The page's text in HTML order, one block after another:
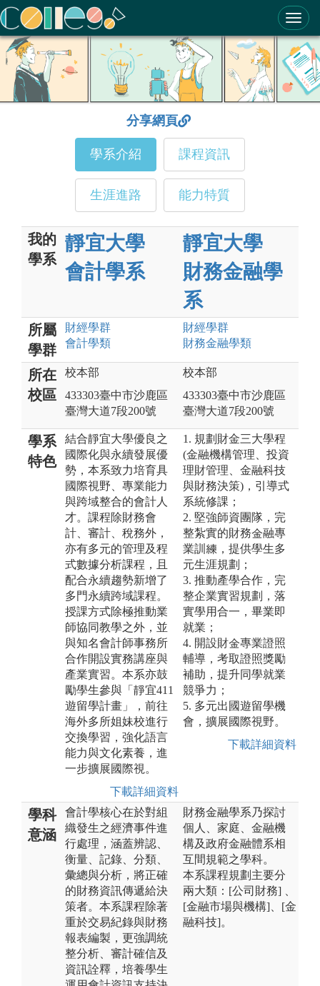
ColleGo! 大學選才與高中育才輔助系統
分享網頁
學系介紹 課程資訊
生涯進路 能力特質
我的
學系
靜宜大學
會計學系
靜宜大學
財務金融學
系
所屬
學群
財經學群
會計學類
財經學群
財務金融學類
所在
校區
校本部
433303臺中市沙鹿區
臺灣大道7段200號
校本部
433303臺中市沙鹿區
臺灣大道7段200號
學系
特色
結合靜宜大學優良之
國際化與永續發展優
勢，本系致力培育具
國際視野、專業能力
與跨域整合的會計人
才。課程除財務會
計、審計、稅務外，
亦有多元的管理及程
式數據分析課程，且
配合永續趨勢新增了
多門永續跨域課程。
授課方式除極推動業
師協同教學之外，並
與知名會計師事務所
合作開設實務講座與
產業實習。本系亦鼓
勵學生參與「靜宜411
遊留學計畫」，前往
海外多所姐妹校進行
交換學習，強化語言
能力與文化素養，進
一步擴展國際視。
下載詳細資料
1. 規劃財金三大學程
(金融機構管理、投資
理財管理、金融科技
與財務決策)，引導式
系統修課；
2. 堅強師資團隊，完
整紮實的財務金融專
業訓練，提供學生多
元生涯規劃；
3. 推動產學合作，完
整企業實習規劃，落
實學用合一，畢業即
就業；
4. 開設財金專業證照
輔導，考取證照獎勵
補助，提升同學就業
競爭力；
5. 多元出國遊留學機
會，擴展國際視野。
下載詳細資料
學科
意涵
會計學核心在於對組
織發生之經濟事件進
行處理，涵蓋辨認、
衡量、記錄、分類、
彙總與分析，將正確
的財務資訊傳遞給決
策者。本系課程除著
重於交易紀錄與財務
報表編製，更強調統
整分析、審計確信及
資訊詮釋，培養學生
財務金融學系乃探討
個人、家庭、金融機
構及政府金融體系相
互間規範之學科。
本系課程規劃主要分
兩大類：[公司財務] 、
[金融市場與機構]、[金
融科技]。